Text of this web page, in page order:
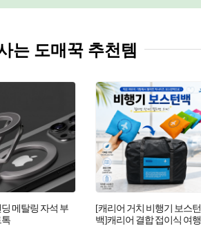
는 도매꾹 추천템
메탈링 자석 부
톡
[캐리어 거치 비행기 보스턴
백]캐리어 결합 접이식 여행